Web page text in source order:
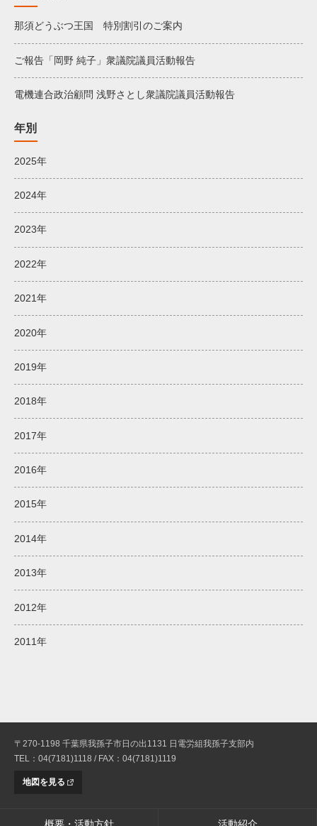
那須どうぶつ王国 特別割引のご案内
ご報告「岡野 純子」衆議院議員活動報告
電機連合政治顧問 浅野さとし衆議院議員活動報告
年別
2025年
2024年
2023年
2022年
2021年
2020年
2019年
2018年
2017年
2016年
2015年
2014年
2013年
2012年
2011年
〒270-1198 千葉県我孫子市日の出1131 日電労組我孫子支部内
TEL：04(7181)1118 / FAX：04(7181)1119
地図を見る